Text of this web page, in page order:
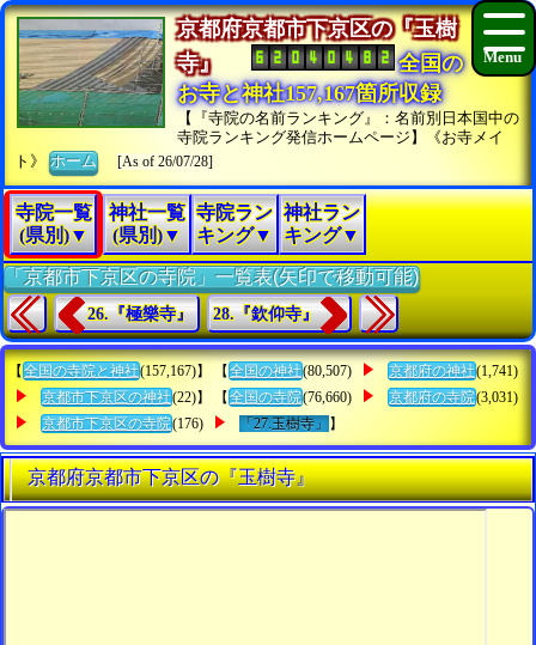
京都府京都市下京区の『玉樹
寺』
全国の
お寺と神社157,167箇所収録
【『寺院の名前ランキング』：名前別日本国中の
寺院ランキング発信ホームページ】《お寺メイ
ト》ホーム [As of 26/07/28]
寺院一覧
(県別)▼
神社一覧
(県別)▼
寺院ラン
キング▼
神社ラン
キング▼
「京都市下京区の寺院」一覧表(矢印で移動可能)
26.『極樂寺』 28.『欽仰寺』
【 全国の寺院と神社(157,167)】 【 全国の神社(80,507) 京都府の神社(1,741)
京都市下京区の神社(22)】 【 全国の寺院(76,660) 京都府の寺院(3,031)
京都市下京区の寺院(176) 「27.玉樹寺」 】
京都府京都市下京区の『玉樹寺』